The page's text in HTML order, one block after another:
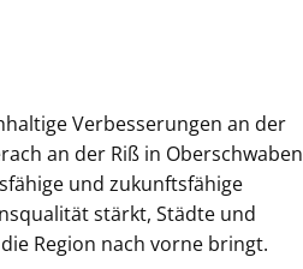
Verbesserungen an der
an der Riß in Oberschwaben
und zukunftsfähige
stärkt, Städte und
Region nach vorne bringt.